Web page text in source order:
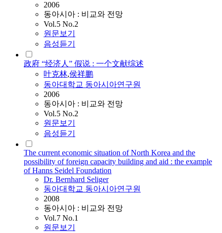
2006
동아시아 : 비교와 전망
Vol.5 No.2
원문보기
음성듣기
政府 “经济人” 假说 : 一个文献综述
叶克林,侯祥鹏
동아대학교 동아시아연구원
2006
동아시아 : 비교와 전망
Vol.5 No.2
원문보기
음성듣기
The current economic situation of North Korea and the
possibility of foreign capacity building and aid : the example
of Hanns Seidel Foundation
Dr. Bernhard Seliger
동아대학교 동아시아연구원
2008
동아시아 : 비교와 전망
Vol.7 No.1
원문보기